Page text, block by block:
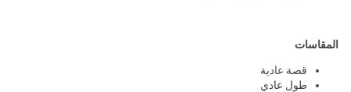
المقاسات
قصة عادية
طول عادي